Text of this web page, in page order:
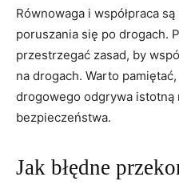
Równowaga i współpraca
poruszania się po drogach.
przestrzegać zasad, by
na drogach. Warto
drogowego odgrywa istotną
bezpieczeństwa.
Jak błędne